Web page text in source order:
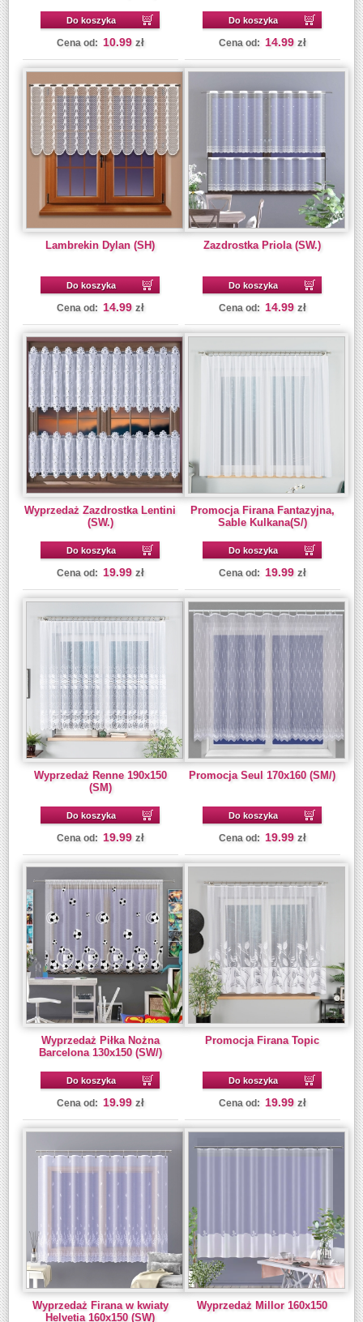
Do koszyka
Cena od: 10.99 zł
Do koszyka
Cena od: 14.99 zł
Lambrekin Dylan (SH)
Do koszyka
Cena od: 14.99 zł
Zazdrostka Priola (SW.)
Do koszyka
Cena od: 14.99 zł
Wyprzedaż Zazdrostka Lentini
(SW.)
Do koszyka
Cena od: 19.99 zł
Promocja Firana Fantazyjna,
Sable Kulkana(S/)
Do koszyka
Cena od: 19.99 zł
Wyprzedaż Renne 190x150
(SM)
Do koszyka
Cena od: 19.99 zł
Promocja Seul 170x160 (SM/)
Do koszyka
Cena od: 19.99 zł
Wyprzedaż Piłka Nożna
Barcelona 130x150 (SW/)
Do koszyka
Cena od: 19.99 zł
Promocja Firana Topic
Do koszyka
Cena od: 19.99 zł
Wyprzedaż Firana w kwiaty
Helvetia 160x150 (SW)
Wyprzedaż Millor 160x150